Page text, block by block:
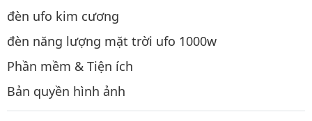
đèn ufo kim cương
đèn năng lượng mặt trời ufo 1000w
Phần mềm & Tiện ích
Bản quyền hình ảnh